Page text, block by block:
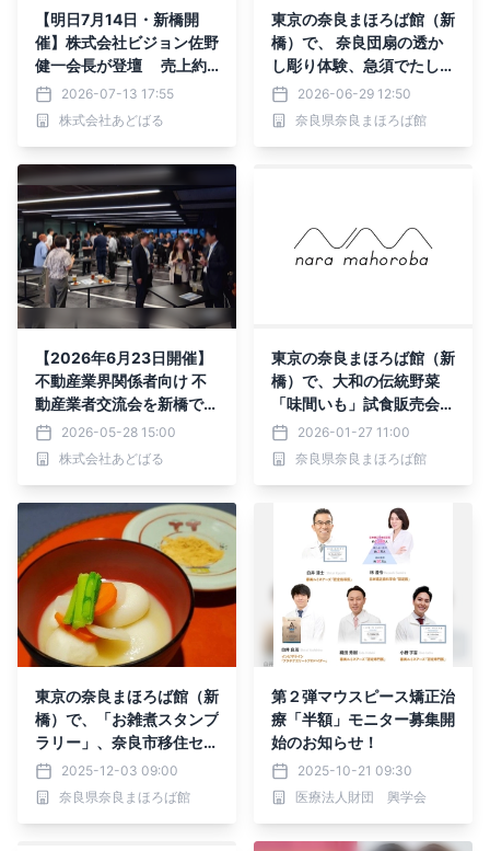
【明日7月14日・新橋開
催】株式会社ビジョン佐野
健一会長が登壇 売上約4
00億円を築いた事業拡大
の極意を語る
2026-07-13 17:55
株式会社あどばる
東京の奈良まほろば館（新
橋）で、 奈良団扇の透か
し彫り体験、急須でたしな
む大和茶時間、世界遺産ま
であと一歩！ パンフレッ
トで巡る「飛鳥・藤原の宮
2026-06-29 12:50
奈良県奈良まほろば館
【2026年6月23日開催】
不動産業界関係者向け 不
動産業者交流会を新橋で開
催
2026-05-28 15:00
株式会社あどばる
東京の奈良まほろば館（新
橋）で、大和の伝統野菜
「味間いも」試食販売会、
奈良いちごフェスタ、大和
地蔵十福フェアを実施
2026-01-27 11:00
奈良県奈良まほろば館
東京の奈良まほろば館（新
橋）で、「お雑煮スタンプ
ラリー」、奈良市移住セミ
ナー＆交流会、奈良酒のイ
ベントを実施
2025-12-03 09:00
奈良県奈良まほろば館
第２弾マウスピース矯正治
療「半額」モニター募集開
始のお知らせ！
2025-10-21 09:30
医療法人財団 興学会